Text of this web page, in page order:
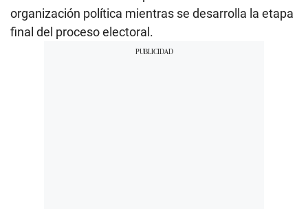
organización política mientras se desarrolla la etapa
final del proceso electoral.